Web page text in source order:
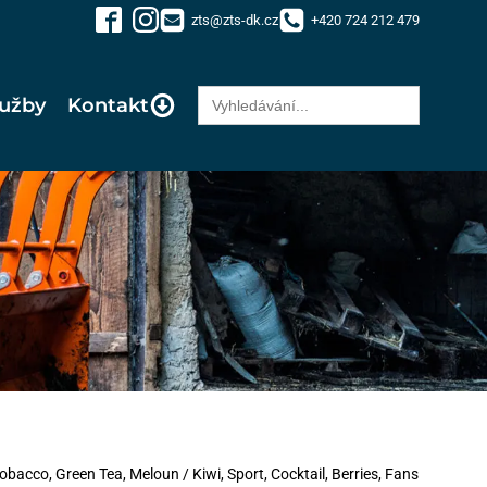
zts@zts-dk.cz +420 724 212 479
Kontakt
Search
for:
Green Tea, Meloun / Kiwi, Sport, Cocktail, Berries, Fans